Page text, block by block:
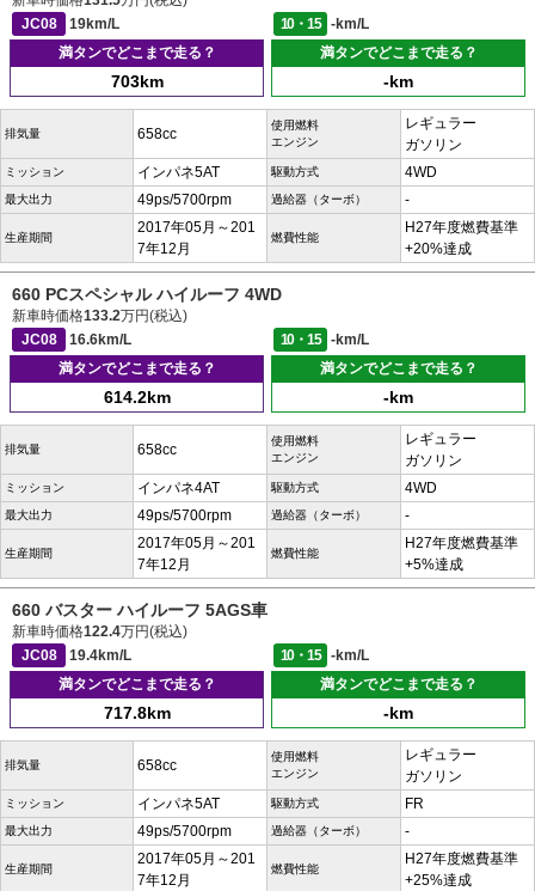
JC08
19km/L 10・15
-km/L
満タンでどこまで走る？
703km
満タンでどこまで走る？
-km
排気量 658cc
使用燃料
エンジン
レギュラー
ガソリン
ミッション インパネ5AT 駆動方式 4WD
最大出力 49ps/5700rpm 過給器（ターボ） -
生産期間
2017年05月～201
7年12月
燃費性能
H27年度燃費基準
+20%達成
660 PCスペシャル ハイルーフ 4WD
新車時価格133.2万円(税込)
JC08
16.6km/L 10・15
-km/L
満タンでどこまで走る？
614.2km
満タンでどこまで走る？
-km
排気量 658cc
使用燃料
エンジン
レギュラー
ガソリン
ミッション インパネ4AT 駆動方式 4WD
最大出力 49ps/5700rpm 過給器（ターボ） -
生産期間
2017年05月～201
7年12月
燃費性能
H27年度燃費基準
+5%達成
660 バスター ハイルーフ 5AGS車
新車時価格122.4万円(税込)
JC08
19.4km/L 10・15
-km/L
満タンでどこまで走る？
717.8km
満タンでどこまで走る？
-km
排気量 658cc
使用燃料
エンジン
レギュラー
ガソリン
ミッション インパネ5AT 駆動方式 FR
最大出力 49ps/5700rpm 過給器（ターボ） -
生産期間
2017年05月～201
7年12月
燃費性能
H27年度燃費基準
+25%達成